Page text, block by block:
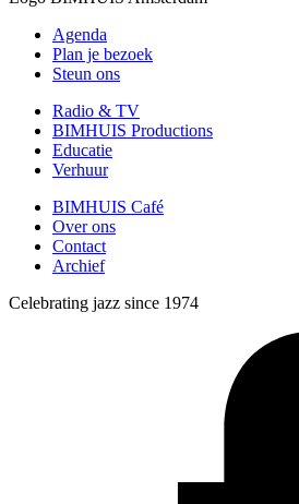
Agenda
Plan je bezoek
Steun ons
Radio & TV
BIMHUIS Productions
Educatie
Verhuur
BIMHUIS Café
Over ons
Contact
Archief
Celebrating jazz since 1974